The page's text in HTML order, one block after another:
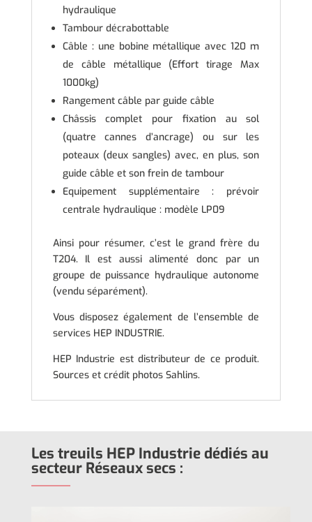
hydraulique
Tambour décrabottable
Câble : une bobine métallique avec 120 m
de câble métallique (Effort tirage Max
1000kg)
Rangement câble par guide câble
Châssis complet pour fixation au sol
(quatre cannes d’ancrage) ou sur les
poteaux (deux sangles) avec, en plus, son
guide câble et son frein de tambour
Equipement supplémentaire : prévoir
centrale hydraulique : modèle LP09
Ainsi pour résumer, c’est le grand frère du
T204. Il est aussi alimenté donc par un
groupe de puissance hydraulique autonome
(vendu séparément).
Vous disposez également de l’ensemble de
services HEP INDUSTRIE.
HEP Industrie est distributeur de ce produit.
Sources et crédit photos Sahlins.
Les treuils HEP Industrie dédiés au
secteur Réseaux secs :